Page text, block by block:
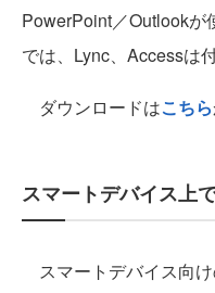
PowerPoint／Outlookが
では、Lync、Accessは
ダウンロードはこちら
スマートデバイス上
スマートデバイス向